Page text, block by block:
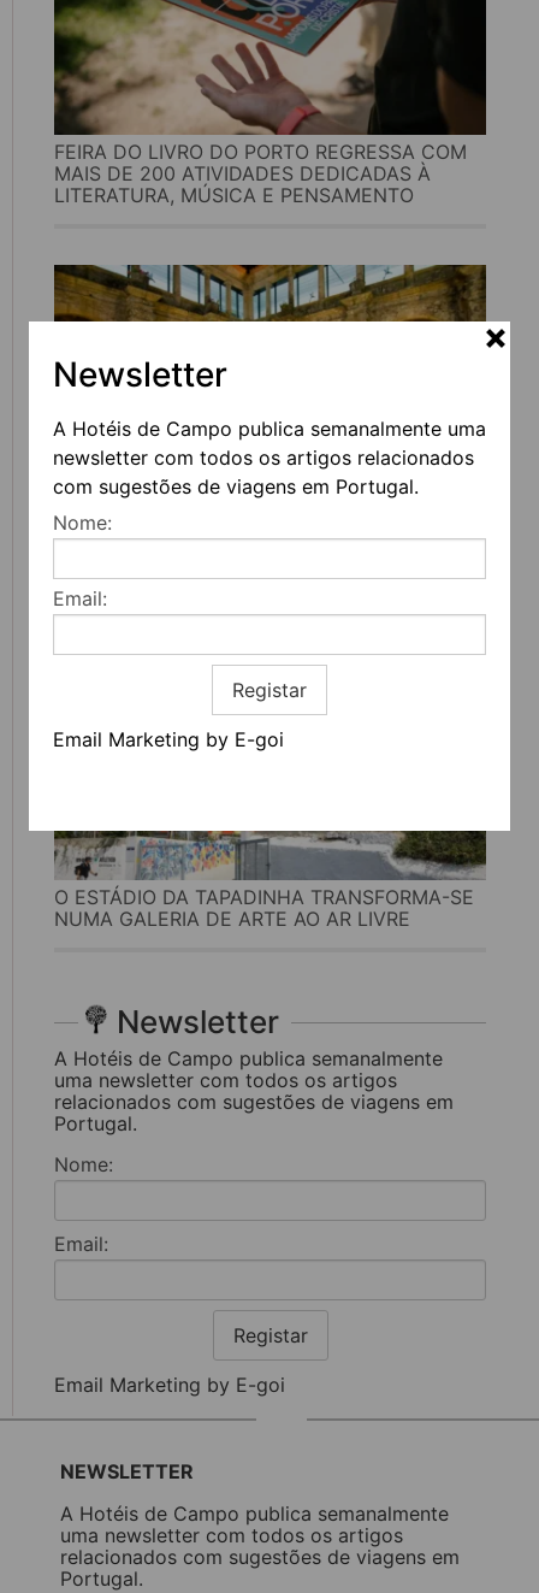
Newsletter
A Hotéis de Campo publica semanalmente uma
newsletter com todos os artigos relacionados
com sugestões de viagens em Portugal.
Nome:
Email:
Registar
Email Marketing by E-goi
FEIRA DO LIVRO DO PORTO REGRESSA COM
MAIS DE 200 ATIVIDADES DEDICADAS À
LITERATURA, MÚSICA E PENSAMENTO
UVVA REGRESSA A AMARANTE PARA
CELEBRAR O VINHO, A GASTRONOMIA E A
O ESTÁDIO DA TAPADINHA TRANSFORMA-SE
NUMA GALERIA DE ARTE AO AR LIVRE
Newsletter
A Hotéis de Campo publica semanalmente
uma newsletter com todos os artigos
relacionados com sugestões de viagens em
Portugal.
Nome:
Email:
Registar
Email Marketing by E-goi
NEWSLETTER
A Hotéis de Campo publica semanalmente
uma newsletter com todos os artigos
relacionados com sugestões de viagens em
Portugal.